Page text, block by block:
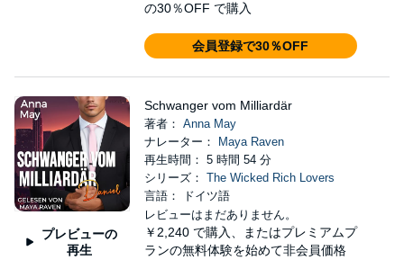
の30％OFF で購入
会員登録で30％OFF
プレビューの
再生
Schwanger vom Milliardär
著者： Anna May
ナレーター：
Maya Raven
再生時間： 5 時間 54 分
シリーズ： The Wicked Rich Lovers
言語： ドイツ語
レビューはまだありません。
￥2,240 で購入、またはプレミアムプ
ランの無料体験を始めて非会員価格